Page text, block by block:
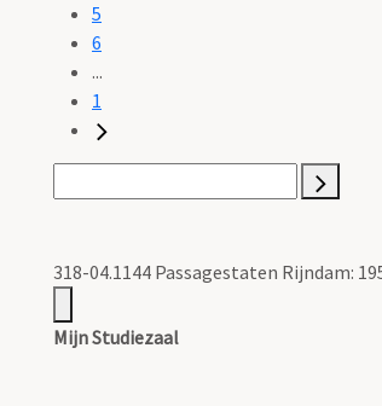
5
6
...
1
318-04.1144 Passagestaten Rijndam:
Mijn Studiezaal